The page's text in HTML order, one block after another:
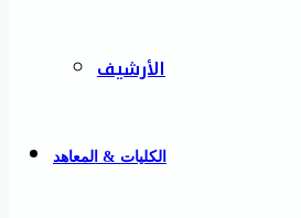
الأرشيف
الكليات & المعاهد